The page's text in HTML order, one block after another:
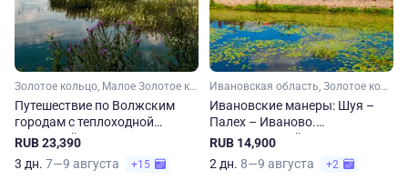
Золотое кольцо, Малое Золотое кольцо, Владимирская область, Ивановская область, Костромская область
Путешествие по Волжским
городам с теплоходной
прогулкой
RUB 23,390
3 дн. 7—9 августа +15
Ивановская область, Золотое кольцо, Малое Золотое кольцо
Ивановские манеры: Шуя –
Палех – Иваново.
Национальный маршрут по
RUB 14,900
2 дн. 8—9 августа +2